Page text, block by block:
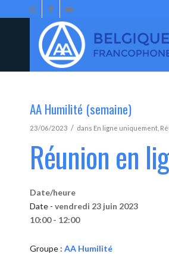
AA Humilité (semaine)
23/06/2023 / dans En ligne uniquement
Réunion en
Date/heure
Date - vendredi 23 juin 2023
10:00 - 12:00
Groupe : AA Humilité